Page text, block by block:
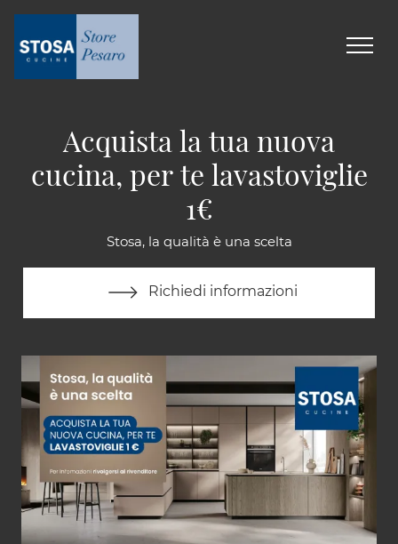
Acquista la tua nuova
cucina, per te lavastoviglie
1€
Stosa, la qualità è una scelta
Richiedi informazioni